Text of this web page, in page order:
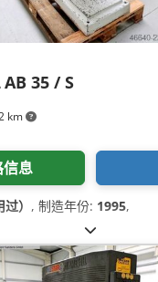
km
AB 35 / S
息
） , 制造年份: 1995,